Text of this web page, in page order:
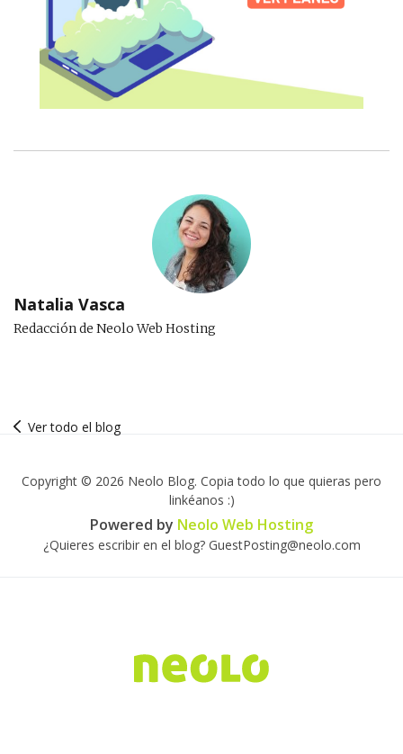
Natalia Vasca
Redacción de Neolo Web Hosting
Ver todo el blog
Copyright © 2026 Neolo Blog. Copia todo lo que quieras pero
linkéanos :)
Powered by Neolo Web Hosting
¿Quieres escribir en el blog? GuestPosting@neolo.com